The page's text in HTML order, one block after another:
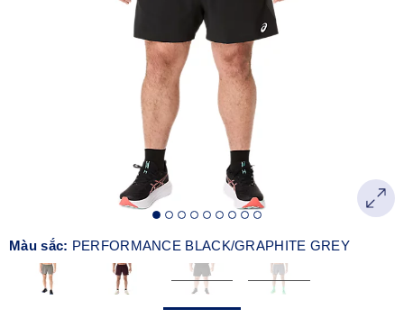
Màu sắc: PERFORMANCE BLACK/GRAPHITE GREY